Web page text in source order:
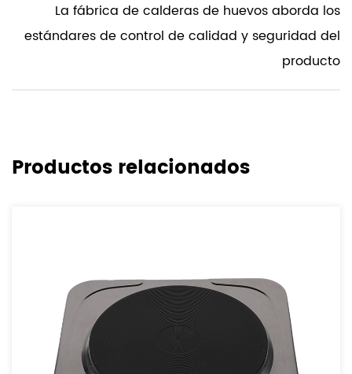
La fábrica de calderas de huevos aborda los
estándares de control de calidad y seguridad del
producto
Productos relacionados